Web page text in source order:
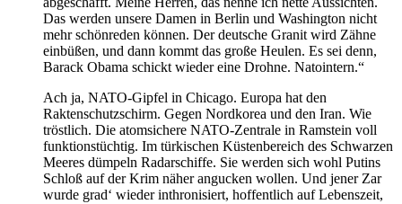
Das werden unsere Damen in Berlin und Washington nicht
mehr schönreden können. Der deutsche Granit wird Zähne
einbüßen, und dann kommt das große Heulen. Es sei denn,
Barack Obama schickt wieder eine Drohne. Natointern.“
Ach ja, NATO-Gipfel in Chicago. Europa hat den
Raktenschutzschirm. Gegen Nordkorea und den Iran. Wie
tröstlich. Die atomsichere NATO-Zentrale in Ramstein voll
funktionstüchtig. Im türkischen Küstenbereich des Schwarzen
Meeres dümpeln Radarschiffe. Sie werden sich wohl Putins
Schloß auf der Krim näher angucken wollen. Und jener Zar
wurde grad‘ wieder inthronisiert, hoffentlich auf Lebenszeit,